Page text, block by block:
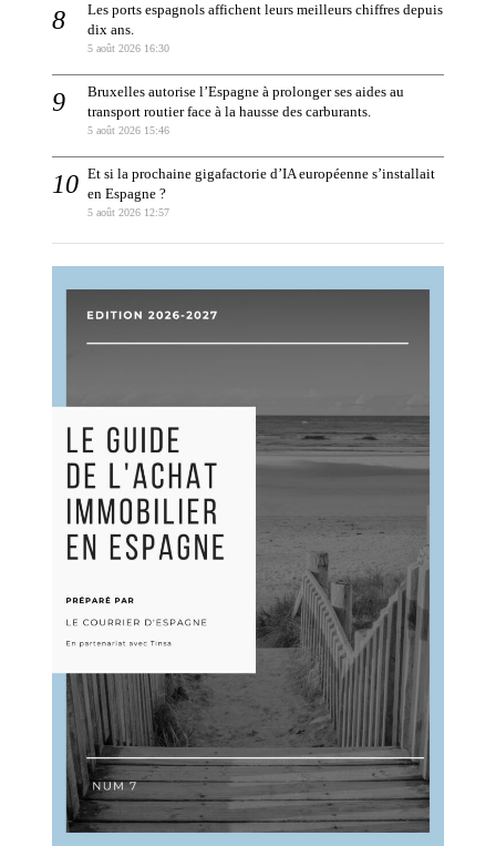
Les ports espagnols affichent leurs meilleurs chiffres depuis
dix ans.
5 août 2026 16:30
Bruxelles autorise l’Espagne à prolonger ses aides au
transport routier face à la hausse des carburants.
5 août 2026 15:46
Et si la prochaine gigafactorie d’IA européenne s’installait
en Espagne ?
5 août 2026 12:57